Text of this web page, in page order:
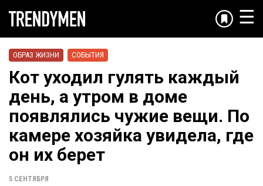
☰
ОБРАЗ ЖИЗНИ СОБЫТИЯ
Кот уходил гулять каждый
день, а утром в доме
появлялись чужие вещи. По
камере хозяйка увидела, где
он их берет
5 СЕНТЯБРЯ